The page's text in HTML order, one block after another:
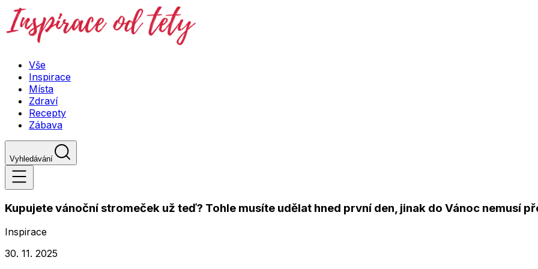
Vše
Inspirace
Místa
Zdraví
Recepty
Zábava
Vyhledávání
Kupujete vánoční stromeček už teď? Tohle musíte udělat hned první den, jinak do Vánoc nemusí
Inspirace
30. 11. 2025